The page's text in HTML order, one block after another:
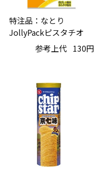
特注品：なとり
JollyPackピスタチオ
参考上代 130円